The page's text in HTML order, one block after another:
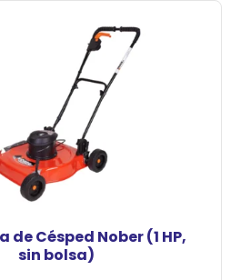
Césped Nober (1 HP,
sin bolsa)